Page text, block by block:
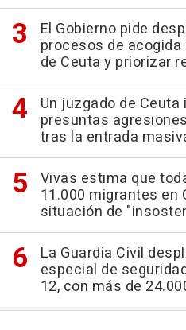
El Gobierno pide
procesos de
de Ceuta y priorizar
Un juzgado de
presuntas
tras la entrada
Vivas estima que
11.000 migrantes en
situación de
La Guardia Civil
especial de
12, con más de